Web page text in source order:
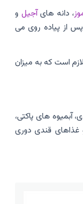
، دانه هایآجیل و
از پیاده روی می
لازم است که به میزان
آبمیوه های پاکتی،
غذاهای قندی دوری